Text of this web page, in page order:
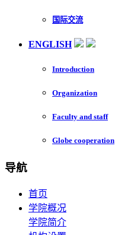
国际交流
ENGLISH
Introduction
Organization
Faculty and staff
Globe cooperation
导航
首页
学院概况
学院简介